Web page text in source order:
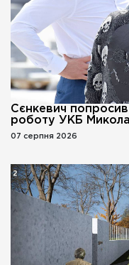
Сєнкевич
роботу УКБ
07 серпня 2026